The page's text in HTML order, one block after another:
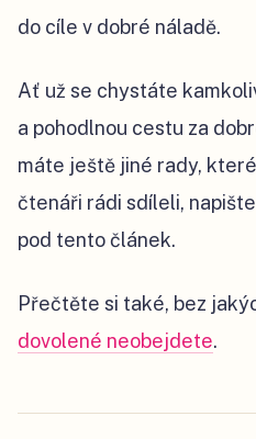
do cíle v dobré náladě.
Ať už se chystáte
a pohodlnou cestu za
máte ještě jiné rady,
čtenáři rádi sdíleli,
pod tento článek.
Přečtěte si také, bez
dovolené neobejdete.